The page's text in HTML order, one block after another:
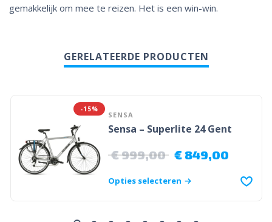
gemakkelijk om mee te reizen. Het is een win-win.
GERELATEERDE PRODUCTEN
-15%
SENSA
Sensa – Superlite 24 Gent
€999,00 €849,00
Opties selecteren